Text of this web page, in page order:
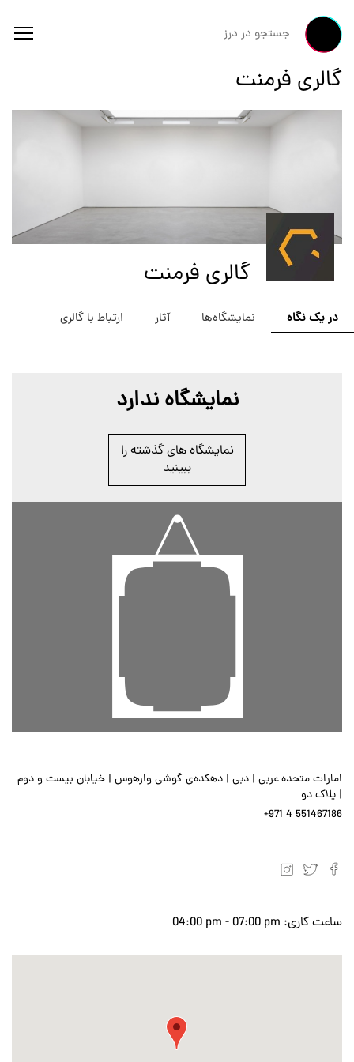
گالری فرمنت
گالری فرمنت
در یک نگاه نمایشگاه‌ها آثار ارتباط با گالری
نمایشگاه ندارد
نمایشگاه های گذشته را
ببینید
امارات متحده عربی | دبی | دهکده‌ی گوشی وارهوس | خیابان بیست و دوم
| پلاک دو
+971 4 551467186
ساعت کاری: 04:00 pm - 07:00 pm